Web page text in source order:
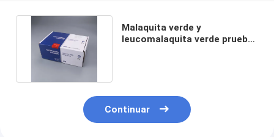
Malaquita verde y
leucomalaquita verde prueba
Continuar